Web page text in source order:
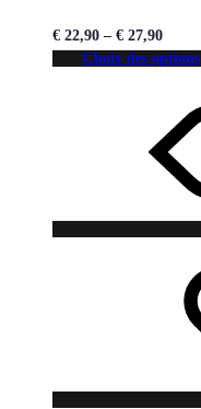
€ 22,90 – € 27,90
Choix des options